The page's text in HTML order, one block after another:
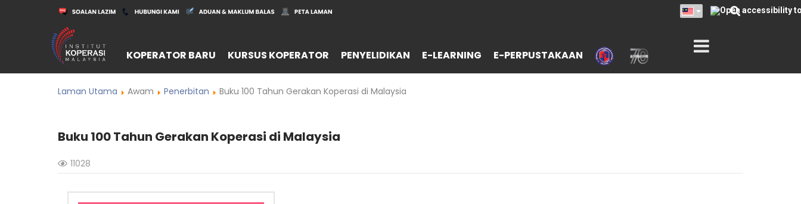
KOPERATOR BARU KURSUS KOPERATOR PENYELIDIKAN E-LEARNING E-PERPUSTAKAAN
Laman Utama Awam Penerbitan Buku 100 Tahun Gerakan Koperasi di Malaysia
Buku 100 Tahun Gerakan Koperasi di Malaysia
11028